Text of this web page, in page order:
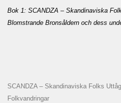
Bok 1: SCANDZA – Skandinaviska
Blomstrande Bronsåldern och dess
SCANDZA – Skandinaviska Folks
Folkvandringar